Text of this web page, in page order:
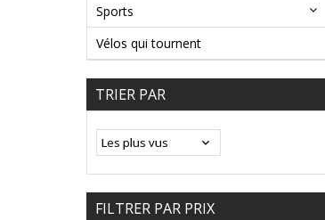
Sports
Vélos qui tournent
TRIER PAR
FILTRER PAR PRIX